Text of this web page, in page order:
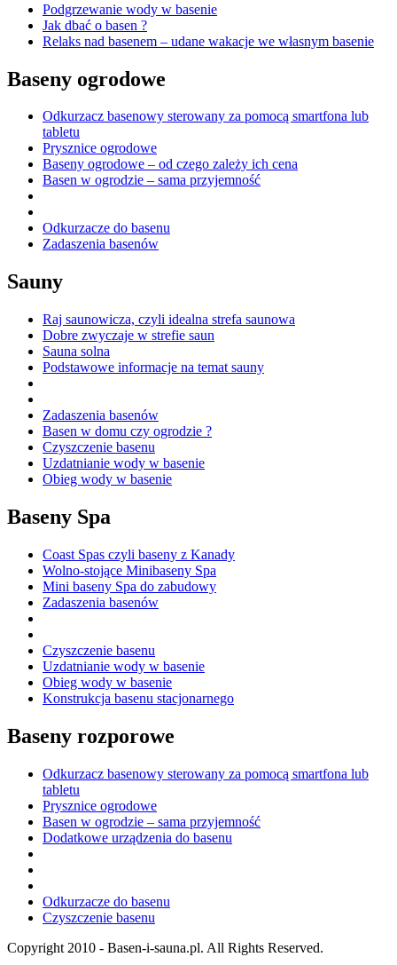
Podgrzewanie wody w basenie
Jak dbać o basen ?
Relaks nad basenem – udane wakacje we własnym basenie
Baseny ogrodowe
Odkurzacz basenowy sterowany za pomocą smartfona lub
tabletu
Prysznice ogrodowe
Baseny ogrodowe – od czego zależy ich cena
Basen w ogrodzie – sama przyjemność
Odkurzacze do basenu
Zadaszenia basenów
Sauny
Raj saunowicza, czyli idealna strefa saunowa
Dobre zwyczaje w strefie saun
Sauna solna
Podstawowe informacje na temat sauny
Zadaszenia basenów
Basen w domu czy ogrodzie ?
Czyszczenie basenu
Uzdatnianie wody w basenie
Obieg wody w basenie
Baseny Spa
Coast Spas czyli baseny z Kanady
Wolno-stojące Minibaseny Spa
Mini baseny Spa do zabudowy
Zadaszenia basenów
Czyszczenie basenu
Uzdatnianie wody w basenie
Obieg wody w basenie
Konstrukcja basenu stacjonarnego
Baseny rozporowe
Odkurzacz basenowy sterowany za pomocą smartfona lub
tabletu
Prysznice ogrodowe
Basen w ogrodzie – sama przyjemność
Dodatkowe urządzenia do basenu
Odkurzacze do basenu
Czyszczenie basenu
Copyright 2010 - Basen-i-sauna.pl. All Rights Reserved.